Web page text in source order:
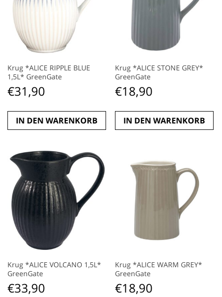
Krug *ALICE RIPPLE BLUE
1,5L* GreenGate
€31,90
IN DEN WARENKORB
Krug *ALICE STONE GREY*
GreenGate
€18,90
IN DEN WARENKORB
Krug *ALICE VOLCANO 1,5L*
GreenGate
€33,90
Krug *ALICE WARM GREY*
GreenGate
€18,90